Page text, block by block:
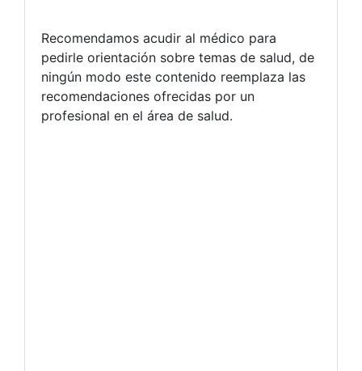
Recomendamos acudir al médico para
pedirle orientación sobre temas de salud, de
ningún modo este contenido reemplaza las
recomendaciones ofrecidas por un
profesional en el área de salud.